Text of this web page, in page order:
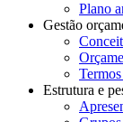
Plano
Gestão
Estrutura e